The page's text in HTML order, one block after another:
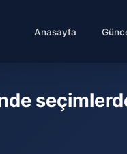
Anasayfa